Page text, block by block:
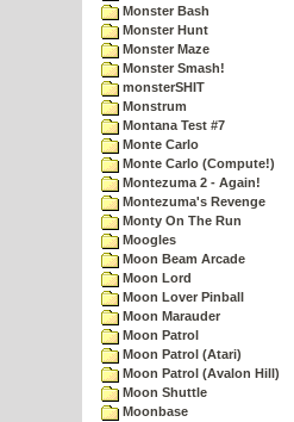
Monster Bash
Monster Hunt
Monster Maze
Monster Smash!
monsterSHIT
Monstrum
Montana Test #7
Monte Carlo
Monte Carlo (Compute!)
Montezuma 2 - Again!
Montezuma's Revenge
Monty On The Run
Moogles
Moon Beam Arcade
Moon Lord
Moon Lover Pinball
Moon Marauder
Moon Patrol
Moon Patrol (Atari)
Moon Patrol (Avalon Hill)
Moon Shuttle
Moonbase